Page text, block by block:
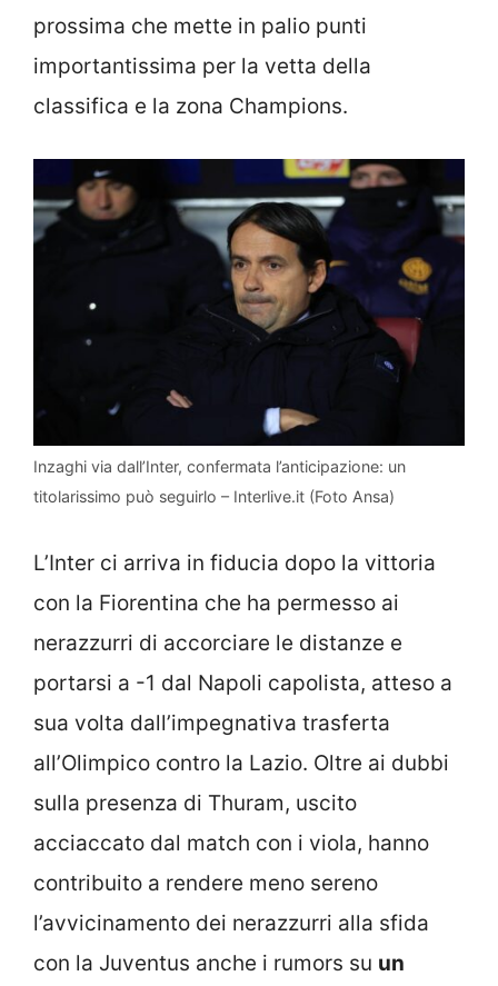
prossima che mette in palio punti
importantissima per la vetta della
classifica e la zona Champions.
Inzaghi via dall’Inter, confermata l’anticipazione: un
titolarissimo può seguirlo – Interlive.it (Foto Ansa)
L’Inter ci arriva in fiducia dopo la vittoria
con la Fiorentina che ha permesso ai
nerazzurri di accorciare le distanze e
portarsi a -1 dal Napoli capolista, atteso a
sua volta dall’impegnativa trasferta
all’Olimpico contro la Lazio. Oltre ai dubbi
sulla presenza di Thuram, uscito
acciaccato dal match con i viola, hanno
contribuito a rendere meno sereno
l’avvicinamento dei nerazzurri alla sfida
con la Juventus anche i rumors su un